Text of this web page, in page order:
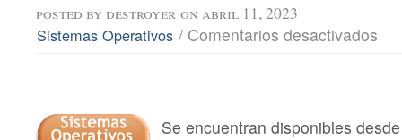
posted by destroyer on abril 11, 2023
Sistemas Operativos / Comentarios desactivados
2023
Se encuentran disponibles